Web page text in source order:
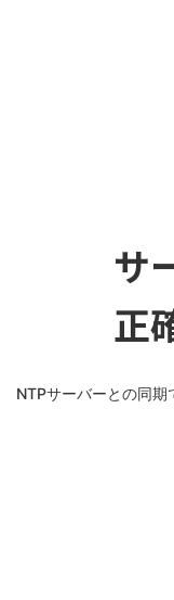
サ
正
NTPサーバーとの同期